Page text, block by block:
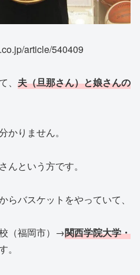
article/540409
夫（旦那さん）と娘さんの
かりません。
んという方です。
らバスケットをやっていて、
（福岡市）→関西学院大学・
。